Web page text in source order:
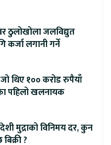
ठुलोखोला जलविद्युत
लगानी गर्ने
जो थिए १०० करोड रुपैयाँ
पहिलो खलनायक
मुद्राको विनिमय दर, कुन
?